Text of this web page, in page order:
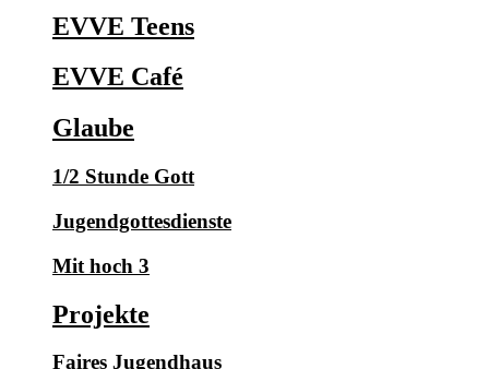
EVVE Teens
EVVE Café
Glaube
1/2 Stunde Gott
Jugendgottesdienste
Mit hoch 3
Projekte
Faires Jugendhaus